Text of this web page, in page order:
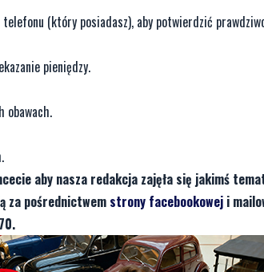
(który posiadasz), aby potwierdzić
pieniędzy.
obawach.
aby nasza redakcja zajęła się jakimś
za pośrednictwem strony facebookowej i